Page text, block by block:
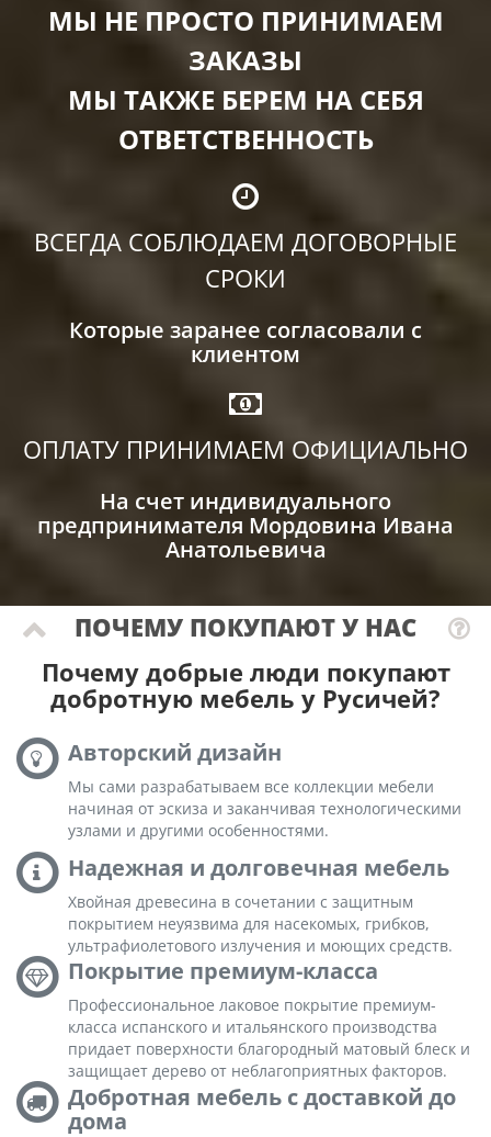
МЫ НЕ ПРОСТО ПРИНИМАЕМ
ЗАКАЗЫ
МЫ ТАКЖЕ БЕРЕМ НА СЕБЯ
ОТВЕТСТВЕННОСТЬ
ВСЕГДА СОБЛЮДАЕМ ДОГОВОРНЫЕ
СРОКИ
Которые заранее согласовали с
клиентом
ОПЛАТУ ПРИНИМАЕМ ОФИЦИАЛЬНО
На счет индивидуального
предпринимателя Мордовина Ивана
Анатольевича
ПОЧЕМУ ПОКУПАЮТ У НАС
Почему добрые люди покупают
добротную мебель у Русичей?
Авторский дизайн
Мы сами разрабатываем все коллекции мебели
начиная от эскиза и заканчивая технологическими
узлами и другими особенностями.
Надежная и долговечная мебель
Хвойная древесина в сочетании с защитным
покрытием неуязвима для насекомых, грибков,
ультрафиолетового излучения и моющих средств.
Покрытие премиум-класса
Профессиональное лаковое покрытие премиум-
класса испанского и итальянского производства
придает поверхности благородный матовый блеск и
защищает дерево от неблагоприятных факторов.
Добротная мебель с доставкой до
дома